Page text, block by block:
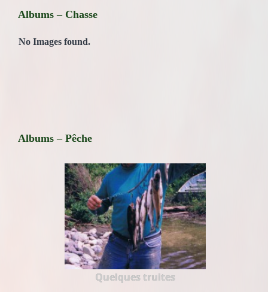
Albums – Chasse
No Images found.
Albums – Pêche
Quelques truites